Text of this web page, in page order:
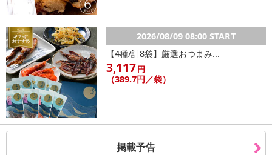
2026/08/09 08:00 START
【4種/計8袋】厳選おつまみ...
3,117円
（389.7円／袋）
掲載予告